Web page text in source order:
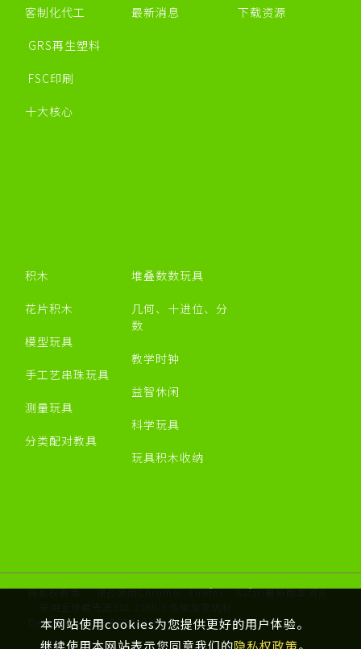
本网站使用cookies为您提供更好的用户体验。
继续使用本网站表示您同意我们的隐私权政策。
客制化代工
GRS再生塑料
FSC印刷
十大核心
最新消息 下载资源
积木
花片积木
模型玩具
手工艺串珠玩具
测量玩具
分类配对教具
堆叠数数玩具
几何、十进位、分
数
教学时钟
益智休闲
科学玩具
玩具积木收纳
隐私权政策
建议使用Chrome、Firefox、Safari最新版本浏览
采用全球最先进SSL 256bit 传输加密机制
Designed by 米洛网页设计